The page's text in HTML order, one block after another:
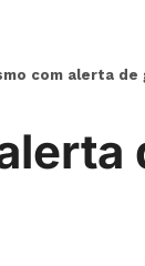
com alerta